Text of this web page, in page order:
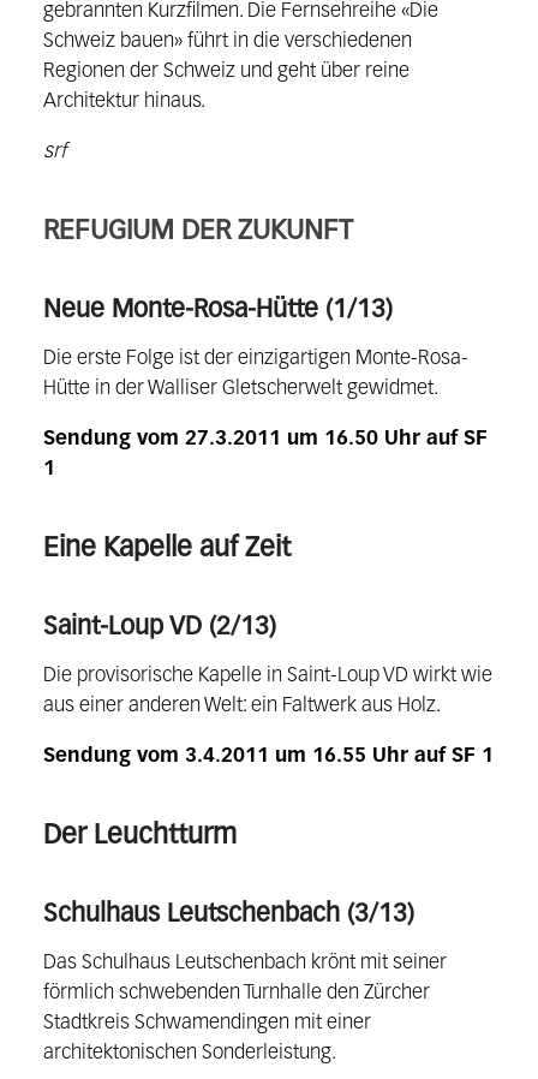
gebrannten Kurzfilmen. Die Fernsehreihe «Die
Schweiz bauen» führt in die verschiedenen
Regionen der Schweiz und geht über reine
Architektur hinaus.
srf
REFUGIUM DER ZUKUNFT
Neue Monte-Rosa-Hütte (1/13)
Die erste Folge ist der einzigartigen Monte-Rosa-
Hütte in der Walliser Gletscherwelt gewidmet.
Sendung vom 27.3.2011 um 16.50 Uhr auf SF
1
Eine Kapelle auf Zeit
Saint-Loup VD (2/13)
Die provisorische Kapelle in Saint-Loup VD wirkt wie
aus einer anderen Welt: ein Faltwerk aus Holz.
Sendung vom 3.4.2011 um 16.55 Uhr auf SF 1
Der Leuchtturm
Schulhaus Leutschenbach (3/13)
Das Schulhaus Leutschenbach krönt mit seiner
förmlich schwebenden Turnhalle den Zürcher
Stadtkreis Schwamendingen mit einer
architektonischen Sonderleistung.